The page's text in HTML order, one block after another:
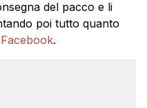
del pacco e li
poi tutto quanto
Facebook.